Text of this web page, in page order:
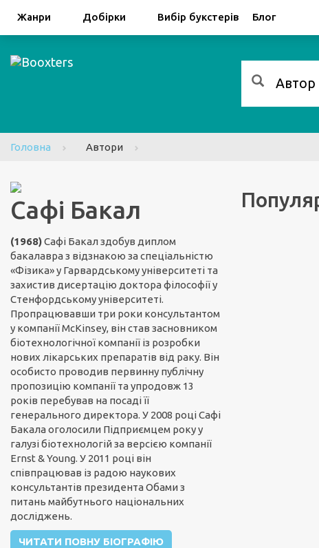
Жанри Добірки Вибір букстерів Блог
FacebookGoogle
Головна Автори
Сафі Бакал
(1968)Сафі Бакал здобув диплом
бакалавра з відзнакою за спеціальністю
«Фізика» у Гарвардському університеті та
захистив дисертацію доктора філософії у
Стенфордському університеті.
Пропрацювавши три роки консультантом
у компанії McKinsey, він став засновником
біотехнологічної компанії із розробки
нових лікарських препаратів від раку. Він
особисто проводив первинну публічну
пропозицію компанії та упродовж 13
років перебував на посаді її
генерального директора. У 2008 році Сафі
Бакала оголосили Підприємцем року у
галузі біотехнологій за версією компанії
Ernst & Young. У 2011 році він
співпрацював із радою наукових
консультантів президента Обами з
питань майбутнього національних
досліджень.
ЧИТАТИ ПОВНУ БІОГРАФІЮ